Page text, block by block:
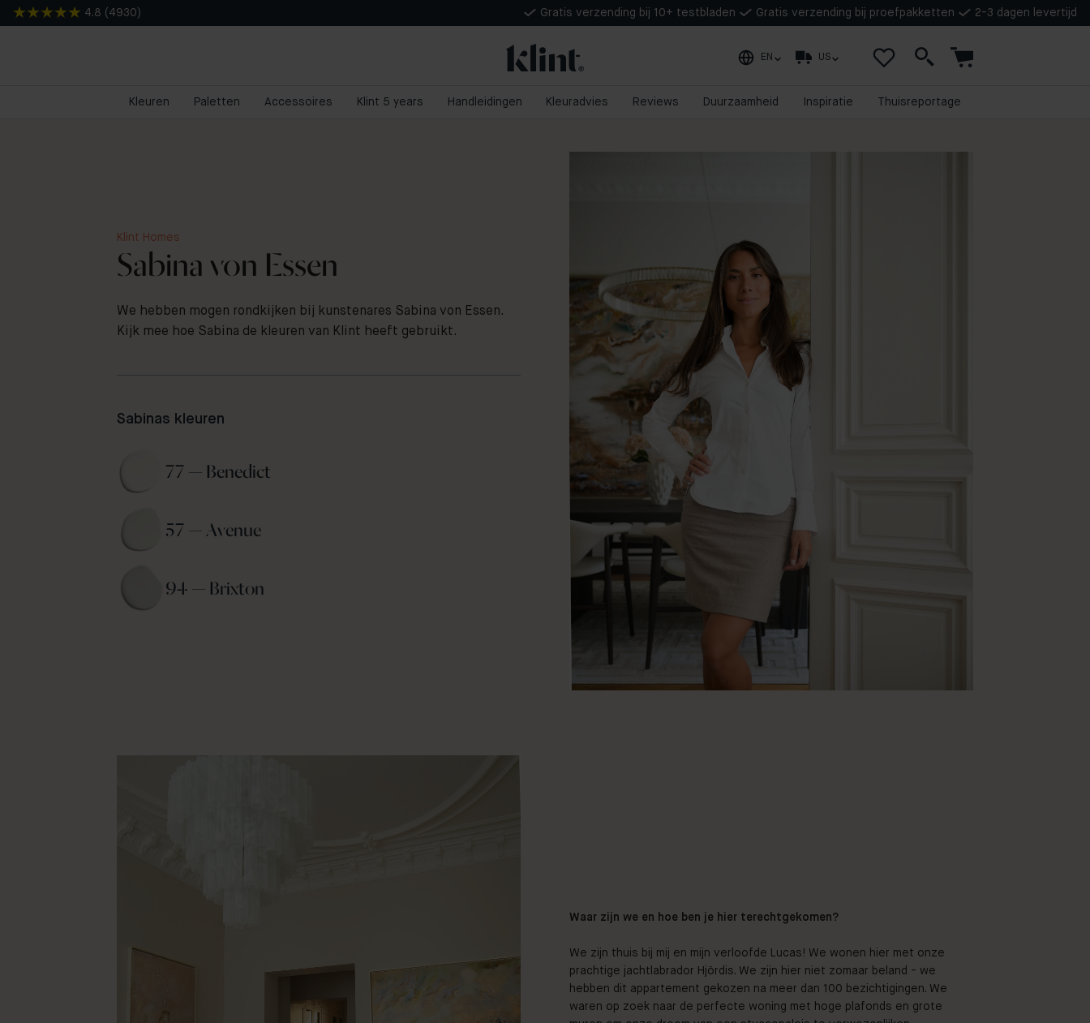
4.8 ( 4930 ) Gratis verzending bij 10+ testbladen Gratis verzending bij proefpakketten 2-3 dagen levertijd
EN US
Kleuren Paletten Accessoires Klint 5 years Handleidingen Kleuradvies Reviews Duurzaamheid Inspiratie Thuisreportage
Klint Homes
Sabina von Essen
We hebben mogen rondkijken bij kunstenares Sabina von Essen.
Kijk mee hoe Sabina de kleuren van Klint heeft gebruikt.
Sabinas kleuren
77 — Benedict
57 — Avenue
94 — Brixton
Waar zijn we en hoe ben je hier terechtgekomen?
We zijn thuis bij mij en mijn verloofde Lucas! We wonen hier met onze
prachtige jachtlabrador Hjördis. We zijn hier niet zomaar beland - we
hebben dit appartement gekozen na meer dan 100 bezichtigingen. We
waren op zoek naar de perfecte woning met hoge plafonds en grote